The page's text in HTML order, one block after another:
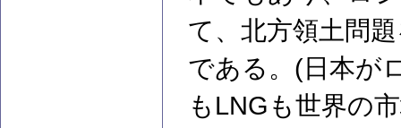
て、北方領土問
である。(日本が
もLNGも世界の